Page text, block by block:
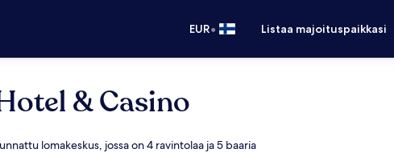
EUR• Listaa majoituspaikkasi
& Casino
lomakeskus, jossa on 4 ravintolaa ja 5 baaria